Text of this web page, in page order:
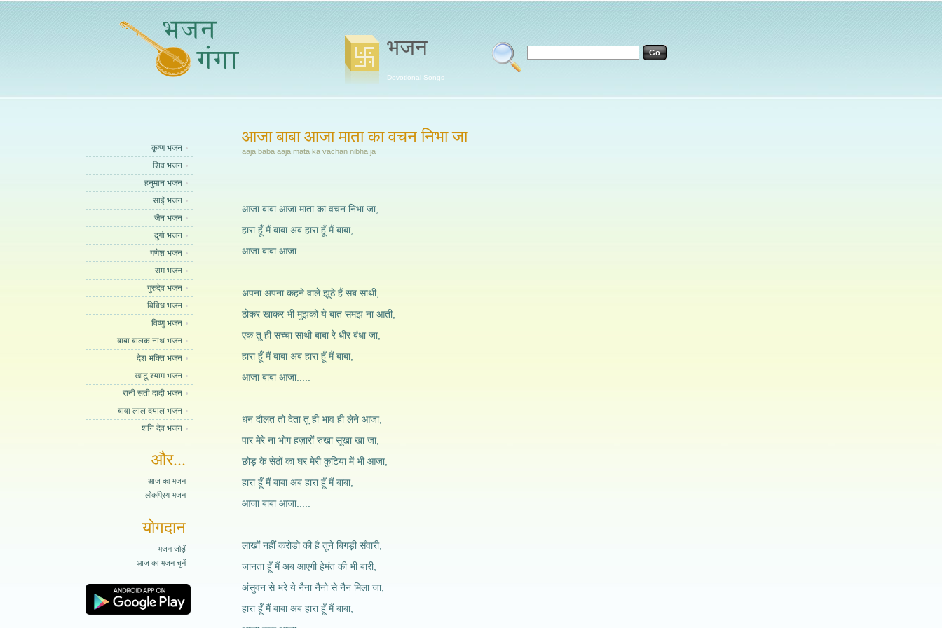
भजन
Devotional Songs
कृष्ण भजन
शिव भजन
हनुमान भजन
साईं भजन
जैन भजन
दुर्गा भजन
गणेश भजन
राम भजन
गुरुदेव भजन
विविध भजन
विष्णु भजन
बाबा बालक नाथ भजन
देश भक्ति भजन
खाटू श्याम भजन
रानी सती दादी भजन
बावा लाल दयाल भजन
शनि देव भजन
और...
आज का भजन
लोकप्रिय भजन
योगदान
भजन जोड़ें
आज का भजन चुनें
आजा बाबा आजा माता का वचन निभा जा
aaja baba aaja mata ka vachan nibha ja
आजा बाबा आजा माता का वचन निभा जा,
हारा हूँ मैं बाबा अब हारा हूँ मैं बाबा,
आजा बाबा आजा.....
अपना अपना कहने वाले झूठे हैं सब साथी,
ठोकर खाकर भी मुझको ये बात समझ ना आती,
एक तू ही सच्चा साथी बाबा रे धीर बंधा जा,
हारा हूँ मैं बाबा अब हारा हूँ मैं बाबा,
आजा बाबा आजा.....
धन दौलत तो देता तू ही भाव ही लेने आजा,
पार मेरे ना भोग हज़ारों रुखा सूखा खा जा,
छोड़ के सेठों का घर मेरी कुटिया में भी आजा,
हारा हूँ मैं बाबा अब हारा हूँ मैं बाबा,
आजा बाबा आजा.....
लाखों नहीं करोडो की है तूने बिगड़ी सँवारी,
जानता हूँ मैं अब आएगी हेमंत की भी बारी,
अंसुवन से भरे ये नैना नैनो से नैन मिला जा,
हारा हूँ मैं बाबा अब हारा हूँ मैं बाबा,